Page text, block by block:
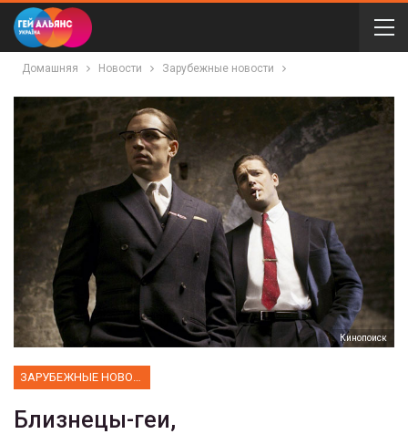
Домашняя Новости Зарубежные новости
Кинопоиск
Близнецы-геи,